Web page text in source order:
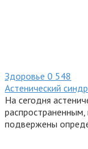
Здоровье 0 548
Астенический
На сегодня
распространенным,
подвержены